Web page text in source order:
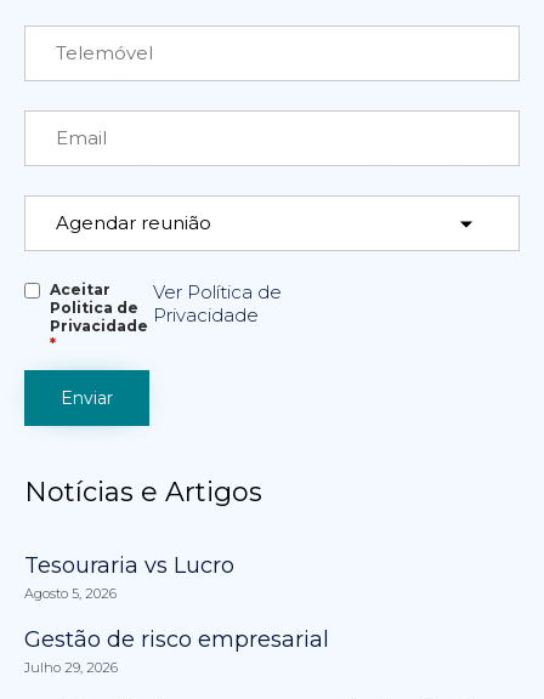
Aceitar
Politica de
Privacidade
*
Ver Política de
Privacidade
Notícias e Artigos
Tesouraria vs Lucro
Agosto 5, 2026
Gestão de risco empresarial
Julho 29, 2026